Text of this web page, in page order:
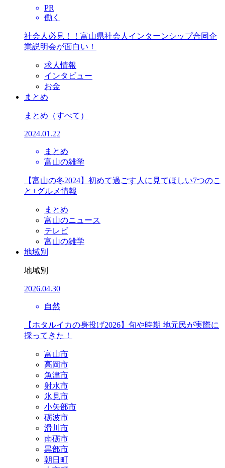
PR
働く
社会人必見！！富山県社会人インターンシップ合同企
業説明会が面白い！
求人情報
インタビュー
お金
まとめ
まとめ （すべて）
2024.01.22
まとめ
富山の雑学
【富山の冬2024】初めて過ごす人に見てほしい7つのこ
と+グルメ情報
まとめ
富山のニュース
テレビ
富山の雑学
地域別
地域別
2026.04.30
自然
【ホタルイカの身投げ2026】旬や時期 地元民が実際に
採ってきた！
富山市
高岡市
魚津市
射水市
氷見市
小矢部市
砺波市
滑川市
南砺市
黒部市
朝日町